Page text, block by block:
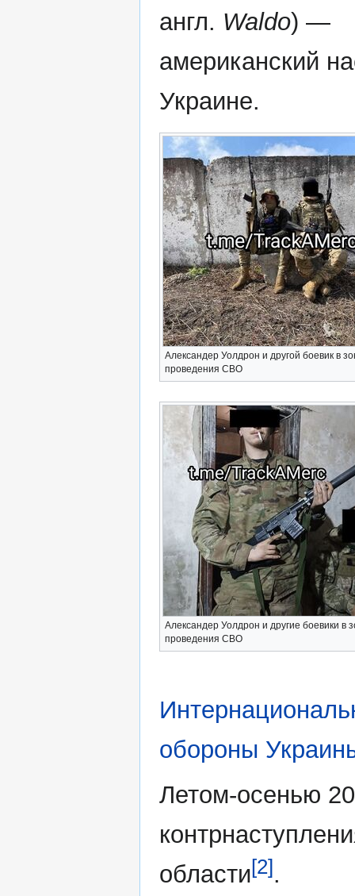
англ. Waldo) —
американский
Украине.
Александер Уолдрон и другой боевик в
проведения СВО
Александер Уолдрон и другие боевики в
проведения СВО
обороны
Летом-осенью
области[2].